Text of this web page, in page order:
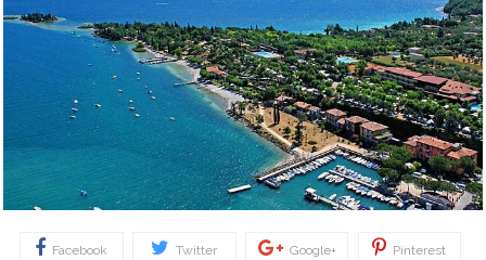
Facebook Twitter Google+ Pinterest